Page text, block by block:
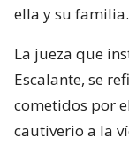
ella y su familia.
La jueza que
Escalante, se
cometidos por
cautiverio a la